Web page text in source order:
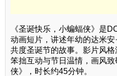
《圣诞快乐，小蝙蝠侠》是
动画短片，讲述年幼的达米
共度圣诞节的故事。影片风
笨拙互动与节日温情，画风
侠》，时长约45分钟。